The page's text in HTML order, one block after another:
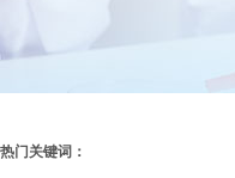
热门关键词：